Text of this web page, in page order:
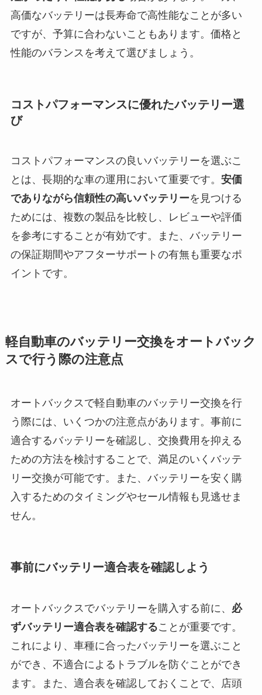
高価なバッテリーは長寿命で高性能なことが多い
ですが、予算に合わないこともあります。価格と
性能のバランスを考えて選びましょう。
コストパフォーマンスに優れたバッテリー選
び
コストパフォーマンスの良いバッテリーを選ぶこ
とは、長期的な車の運用において重要です。 安価
でありながら信頼性の高いバッテリーを見つける
ためには、複数の製品を比較し、レビューや評価
を参考にすることが有効です。また、バッテリー
の保証期間やアフターサポートの有無も重要なポ
イントです。
軽自動車のバッテリー交換をオートバック
スで行う際の注意点
オートバックスで軽自動車のバッテリー交換を行
う際には、いくつかの注意点があります。事前に
適合するバッテリーを確認し、交換費用を抑える
ための方法を検討することで、満足のいくバッテ
リー交換が可能です。また、バッテリーを安く購
入するためのタイミングやセール情報も見逃せま
せん。
事前にバッテリー適合表を確認しよう
オートバックスでバッテリーを購入する前に、 必
ずバッテリー適合表を確認することが重要です。
これにより、車種に合ったバッテリーを選ぶこと
ができ、不適合によるトラブルを防ぐことができ
ます。また、適合表を確認しておくことで、店頭